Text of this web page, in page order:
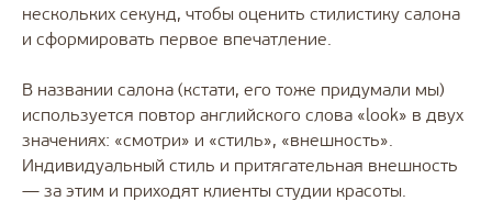
нескольких секунд, чтобы оценить стилистику салона
и сформировать первое впечатление.
В названии салона (кстати, его тоже придумали мы)
используется повтор английского слова «look» в двух
значениях: «смотри» и «стиль», «внешность».
Индивидуальный стиль и притягательная внешность
— за этим и приходят клиенты студии красоты.